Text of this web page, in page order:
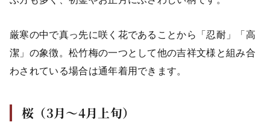
厳寒の中で真っ先に咲く花であることから「忍耐」「高
潔」の象徴。松竹梅の一つとして他の吉祥文様と組み合
わされている場合は通年着用できます。
桜（3月〜4月上旬）